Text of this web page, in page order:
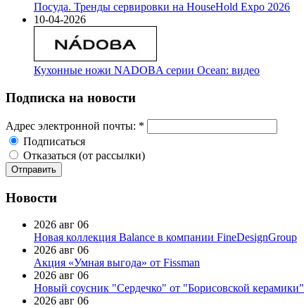
Посуда. Тренды сервировки на HouseHold Expo 2026
10-04-2026
Кухонные ножи NADOBA серии Ocean: видео
Подписка на новости
Адрес электронной почты: *
Подписаться
Отказаться (от рассылки)
Новости
2026 авг 06
Новая коллекция Balance в компании FineDesignGroup
2026 авг 06
Акция «Умная выгода» от Fissman
2026 авг 06
Новый соусник "Сердечко" от "Борисовской керамики"
2026 авг 06